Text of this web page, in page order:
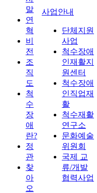
말
연
혁
비
전
조
직
도
척
수
장
애
란?
정
관
찾
아
오
사업안내
단체지원
사업
척수장애
인재활지
원센터
척수장애
인직업재
활
척수재활
연구소
문화예술
위원회
국제 교
류/개발
협력사업